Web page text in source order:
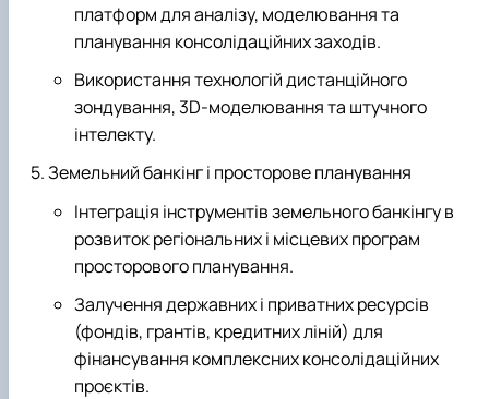
платформ для аналізу, моделювання та
планування консолідаційних заходів.
Використання технологій дистанційного
зондування, 3D-моделювання та штучного
інтелекту.
Земельний банкінг і просторове планування
Інтеграція інструментів земельного банкінгу в
розвиток регіональних і місцевих програм
просторового планування.
Залучення державних і приватних ресурсів
(фондів, грантів, кредитних ліній) для
фінансування комплексних консолідаційних
проєктів.